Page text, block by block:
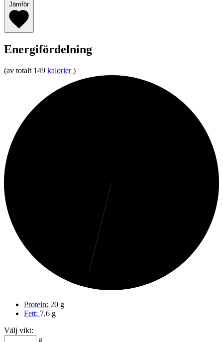
Jämför
Energifördelning
(av totalt 149 kalorier )
Protein: 20 g
Fett: 7,6 g
Välj vikt:
g